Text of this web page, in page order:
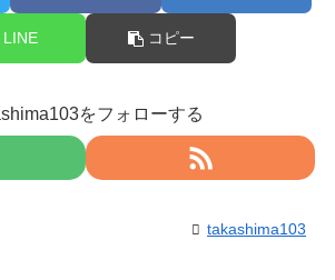
LINE コピー
をフォローする
takashima103